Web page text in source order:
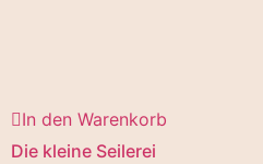
In den Warenkorb
Die kleine Seilerei